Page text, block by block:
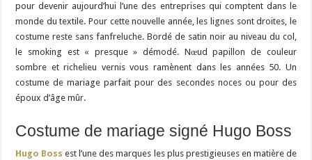
pour devenir aujourd’hui l’une des entreprises qui comptent dans le
monde du textile. Pour cette nouvelle année, les lignes sont droites, le
costume reste sans fanfreluche. Bordé de satin noir au niveau du col,
le smoking est « presque » démodé. Nœud papillon de couleur
sombre et richelieu vernis vous ramènent dans les années 50. Un
costume de mariage parfait pour des secondes noces ou pour des
époux d’âge mûr.
Costume de mariage signé Hugo Boss
Hugo Boss est l’une des marques les plus prestigieuses en matière de